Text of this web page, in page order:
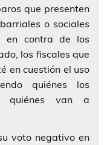
que presenten
o sociales
en contra de los
los fiscales que
en cuestión el uso
quiénes los
quiénes van a
voto negativo en